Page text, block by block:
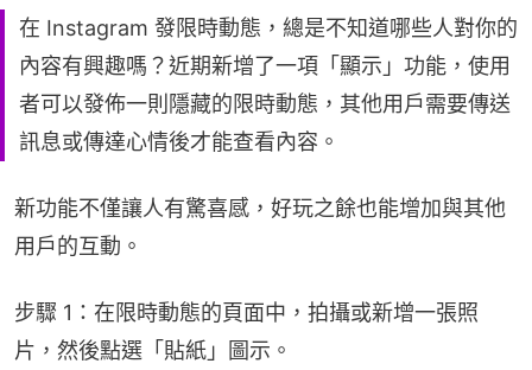
在 Instagram 發限時動態，總是不知道哪些人對你的
內容有興趣嗎？近期新增了一項「顯示」功能，使用
者可以發佈一則隱藏的限時動態，其他用戶需要傳送
訊息或傳達心情後才能查看內容。
新功能不僅讓人有驚喜感，好玩之餘也能增加與其他
用戶的互動。
步驟 1：在限時動態的頁面中，拍攝或新增一張照
片，然後點選「貼紙」圖示。